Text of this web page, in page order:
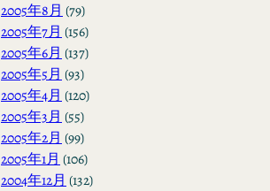
2005年8月 (79)
2005年7月 (156)
2005年6月 (137)
2005年5月 (93)
2005年4月 (120)
2005年3月 (55)
2005年2月 (99)
2005年1月 (106)
2004年12月 (132)